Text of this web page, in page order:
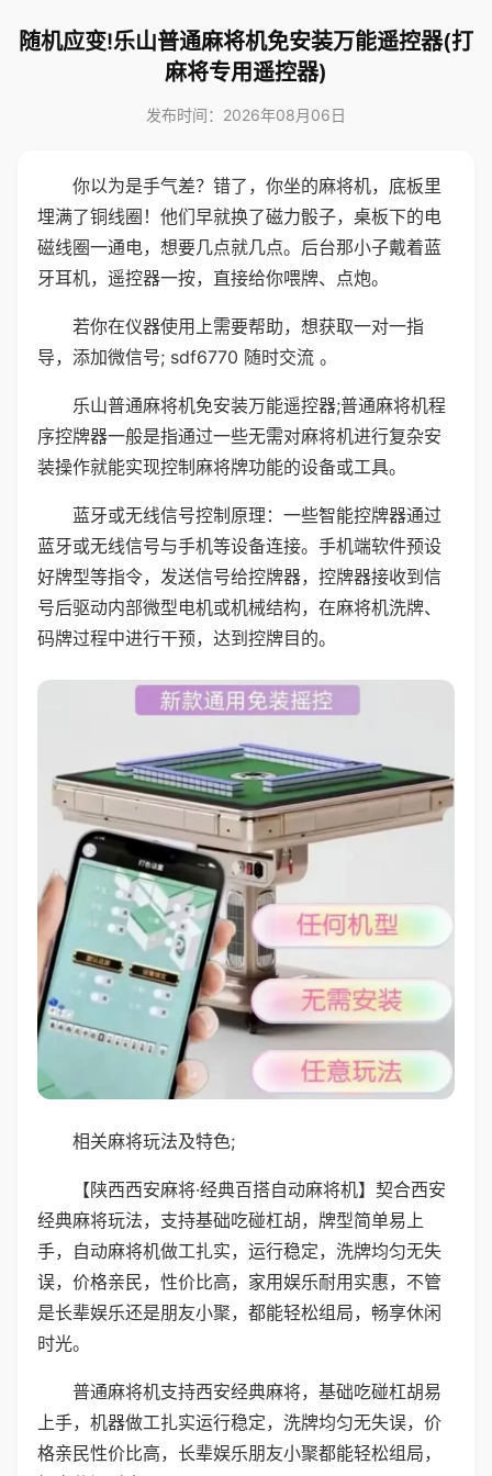
随机应变!乐山普通麻将机免安装万能遥控器(打
麻将专用遥控器)
发布时间：2026年08月06日
你以为是手气差？错了，你坐的麻将机，底板里
埋满了铜线圈！他们早就换了磁力骰子，桌板下的电
磁线圈一通电，想要几点就几点。后台那小子戴着蓝
牙耳机，遥控器一按，直接给你喂牌、点炮。
若你在仪器使用上需要帮助，想获取一对一指
导，添加微信号; sdf6770 随时交流 。
乐山普通麻将机免安装万能遥控器;普通麻将机程
序控牌器一般是指通过一些无需对麻将机进行复杂安
装操作就能实现控制麻将牌功能的设备或工具。
蓝牙或无线信号控制原理：一些智能控牌器通过
蓝牙或无线信号与手机等设备连接。手机端软件预设
好牌型等指令，发送信号给控牌器，控牌器接收到信
号后驱动内部微型电机或机械结构，在麻将机洗牌、
码牌过程中进行干预，达到控牌目的。
相关麻将玩法及特色;
【陕西西安麻将·经典百搭自动麻将机】契合西安
经典麻将玩法，支持基础吃碰杠胡，牌型简单易上
手，自动麻将机做工扎实，运行稳定，洗牌均匀无失
误，价格亲民，性价比高，家用娱乐耐用实惠，不管
是长辈娱乐还是朋友小聚，都能轻松组局，畅享休闲
时光。
普通麻将机支持西安经典麻将，基础吃碰杠胡易
上手，机器做工扎实运行稳定，洗牌均匀无失误，价
格亲民性价比高，长辈娱乐朋友小聚都能轻松组局，